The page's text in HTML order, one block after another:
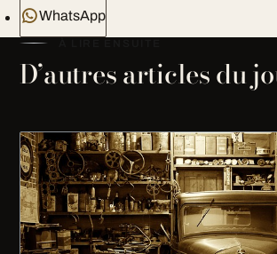
WhatsApp
D’autres articles du